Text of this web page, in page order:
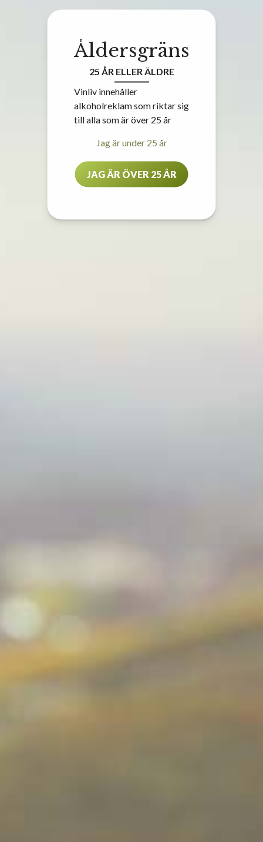
Åldersgräns
25 ÅR ELLER ÄLDRE
Vinliv innehåller
alkoholreklam som riktar sig
till alla som är över 25 år
Jag är under 25 år
JAG ÄR ÖVER 25 ÅR